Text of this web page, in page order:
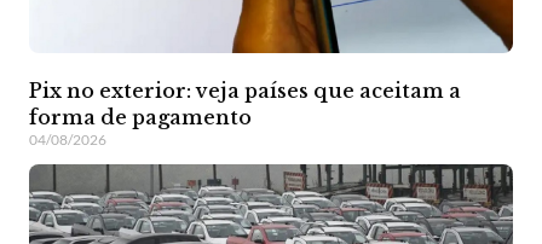
Pix no exterior: veja países que aceitam a
forma de pagamento
04/08/2026